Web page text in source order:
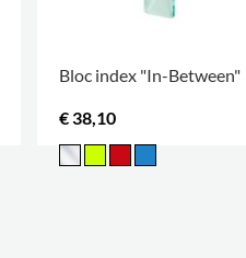
Bloc index "In-Between"
€ 38,10